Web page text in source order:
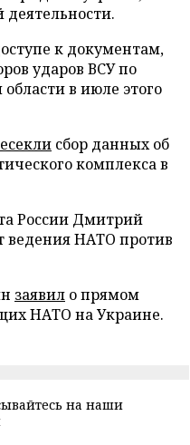
к документам,
ударов ВСУ по
в июле этого
сбор данных об
комплекса в
России Дмитрий
ведения НАТО против
заявил о прямом
НАТО на Украине.
на наши